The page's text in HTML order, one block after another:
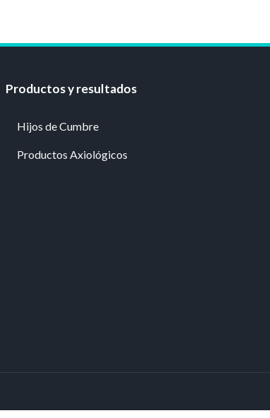
Productos y resultados
Hijos de Cumbre
Productos Axiológicos